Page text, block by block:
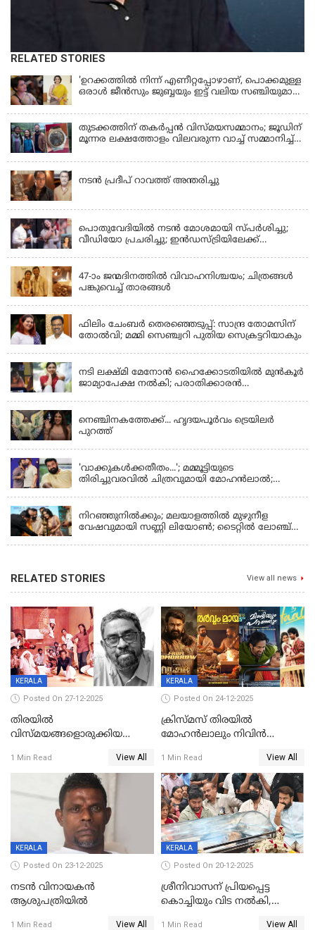
RELATED STORIES
'ഉറക്കത്തിൽ നിന്ന് എണീറ്റപ്പോഴാണ്, പൊക്കമുള്ള
ഒരാൾ ജീൻസും ജുബ്ബയും ഇട്ട് വലിയ സഞ്ചിയുമായി
മരിച്ചുപോയെന്ന് പറഞ്ഞു; ആത്മാക്കളെ കണ്ടിട്ടു
ഉണ്ടെന്ന് നടി ലെന
തുടക്കത്തിന് തകർപ്പൻ വിസ്മയസമ്മാനം; ജൂഡിന്
മൂന്നര ലക്ഷത്തോളം വിലവരുന്ന വാച്ച് സമ്മാനിച്ച്
നടൻ പ്രദീപ് റാവത്ത് അന്തരിച്ചു
പൊതുവേദിയില്‍ നടന്‍ മോശമായി സ്പര്‍ശിച്ചു;
വീഡിയോ പ്രചരിച്ചു; ഇന്‍ഡസ്ട്രിയിലേക്ക്
47-ാം ജന്മദിനത്തിൽ വിവാഹനിശ്ചയം; ചിത്രങ്ങള്‍
പങ്കുവെച്ച് താരങ്ങൾ
ഫിലിം ചേംബർ തെരഞ്ഞെടുപ്പ്: സാന്ദ്ര തോമസിന്
തോൽവി; മമ്മി സെഞ്ച്വറി പുതിയ സെക്രട്ടറിയാകും
നടി ലക്ഷ്മി മേനോൻ ഹൈക്കോടതിയിൽ മുൻ‌കൂർ
ജാമ്യാപേക്ഷ നൽകി; പരാതിക്കാരൻ
നെഞ്ചിനകത്തേക്ക്... ഹൃദയപൂര്‍വം ട്രെയിലര്‍
പുറത്ത്
'വാക്കുകള്‍ക്കതീതം...'; മമ്മൂട്ടിയുടെ
തിരിച്ചുവരവില്‍ ചിത്രവുമായി മോഹന്‍ലാല്‍;
നിറഞ്ഞുനിൽക്കും; മലയാളത്തിൽ മുഴുനീള
വേഷവുമായി സണ്ണി ലിയോൺ; ടൈറ്റിൽ ലോഞ്ച്
RELATED STORIES View all news
KERALA
Posted On 27-12-2025
തിരയിൽ
വിസ്മയങ്ങളൊരുക്കിയ
ശേഖര്‍ അന്തരിച്ചു
1 Min Read View All
KERALA
Posted On 24-12-2025
ക്രിസ്മസ് തിരയിൽ
മോഹൻലാലും നിവിൻ
ഷെയ്‌നും; 200 കോടി
മുടക്കിയെത്തുന്ന
വൃഷഭയുൾപ്പെടെ കാണാം
1 Min Read View All
KERALA
Posted On 23-12-2025
നടൻ വിനായകൻ
ആശുപത്രിയിൽ
1 Min Read View All
KERALA
Posted On 20-12-2025
ശ്രീനിവാസന് പ്രിയപ്പെട്ട
കൊച്ചിയും വിട നൽകി,
1 Min Read View All